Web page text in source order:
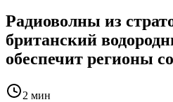
Радиоволны из
британский
обеспечит регионы
2 мин